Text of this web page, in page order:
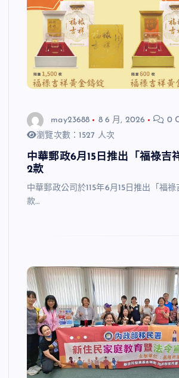
may23688 8 6 月, 2026
0
瀏覽次數：1527 人次
中華郵政6月15日推出「福祿吉
2款
中華郵政公司於115年6月15日推出「福
款…